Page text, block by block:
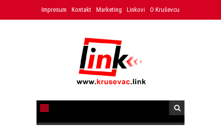
Impresum Kontakt Marketing Linkovi O Kruševcu